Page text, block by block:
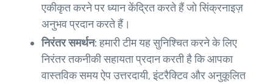
एकीकृत करने पर ध्यान केंद्रित करते हैं जो सिंक्रनाइज़
अनुभव प्रदान करते हैं।
निरंतर समर्थन:हमारी टीम यह सुनिश्चित करने के लिए
निरंतर तकनीकी सहायता प्रदान करती है कि आपका
वास्तविक समय ऐप उत्तरदायी, इंटरैक्टिव और अनुकूलित